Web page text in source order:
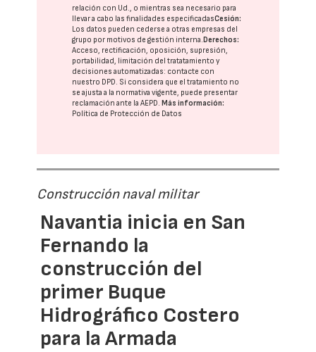
relación con Ud., o mientras sea necesario para
llevar a cabo las finalidades especificadasCesión:
Los datos pueden cederse a otras empresas del
grupo por motivos de gestión interna.Derechos:
Acceso, rectificación, oposición, supresión,
portabilidad, limitación del tratatamiento y
decisiones automatizadas: contacte con
nuestro DPD. Si considera que el tratamiento no
se ajusta a la normativa vigente, puede presentar
reclamación ante laAEPD.Más información:
Política de Protección de Datos
Construcción naval militar
Navantia inicia en San
Fernando la
construcción del
primer Buque
Hidrográfico Costero
para la Armada